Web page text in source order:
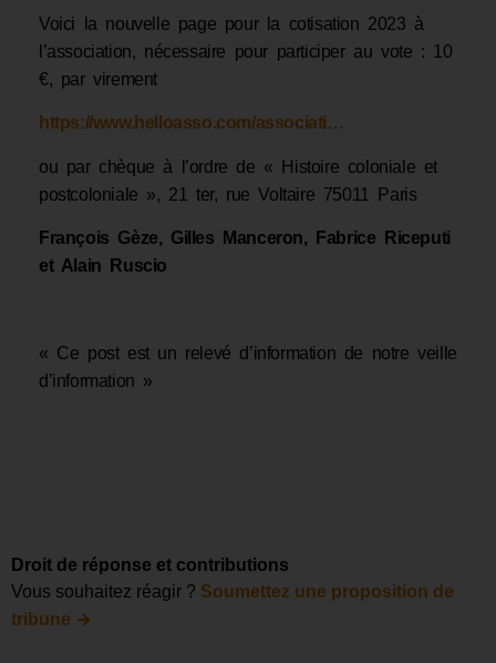
Voici la nouvelle page pour la cotisation 2023 à
l’association, nécessaire pour participer au vote : 10
€, par virement
https://www.helloasso.com/associati…
ou par chèque à l’ordre de « Histoire coloniale et
postcoloniale », 21 ter, rue Voltaire 75011 Paris
François Gèze, Gilles Manceron, Fabrice Riceputi
et Alain Ruscio
« Ce post est un relevé d’information de notre veille
d’information »
Droit de réponse et contributions
Vous souhaitez réagir ? Soumettez une proposition de
tribune →